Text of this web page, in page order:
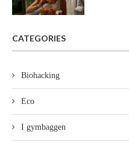
CATEGORIES
Biohacking
Eco
I gymbaggen